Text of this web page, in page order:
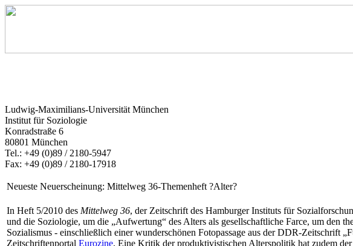
Ludwig-Maximilians-Universität München
Institut für Soziologie
Konradstraße 6
80801 München
Tel.: +49 (0)89 / 2180-5947
Fax: +49 (0)89 / 2180-17918
Neueste Neuerscheinung: Mittelweg 36-Themenheft ?Alter?
In Heft 5/2010 des Mittelweg 36, der Zeitschrift des Hamburger Instituts für
und die Soziologie, um die „Aufwertung“ des Alters als gesellschaftliche Farce, um den
Sozialismus - einschließlich einer wunderschönen Fotopassage aus der DDR-Zeitschrift
Zeitschriftenportal Eurozine. Eine Kritik der produktivistischen Alterspolitik hat zudem der